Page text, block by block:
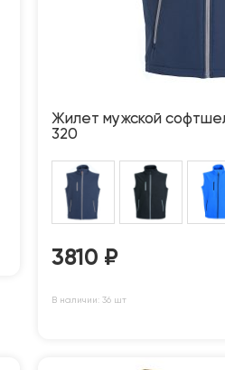
Жилет мужской
320
3810 ₽
В наличии: 36 шт